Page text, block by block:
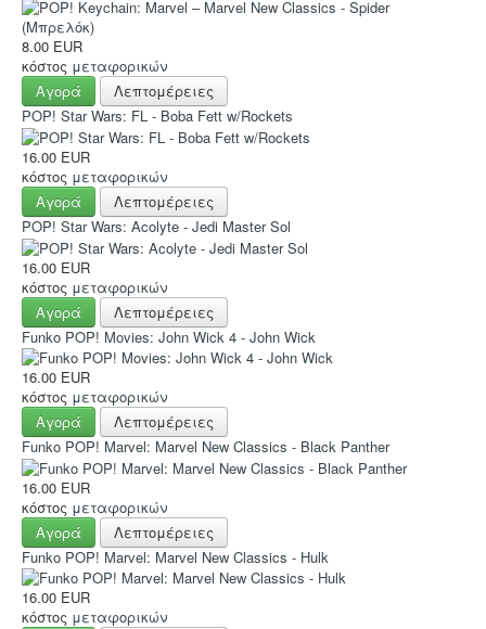
8.00 EUR
κόστος μεταφορικών
Αγορά
Λεπτομέρειες
POP! Star Wars: FL - Boba Fett w/Rockets
16.00 EUR
κόστος μεταφορικών
Αγορά
Λεπτομέρειες
POP! Star Wars: Acolyte - Jedi Master Sol
16.00 EUR
κόστος μεταφορικών
Αγορά
Λεπτομέρειες
Funko POP! Movies: John Wick 4 - John Wick
16.00 EUR
κόστος μεταφορικών
Αγορά
Λεπτομέρειες
Funko POP! Marvel: Marvel New Classics - Black Panther
16.00 EUR
κόστος μεταφορικών
Αγορά
Λεπτομέρειες
Funko POP! Marvel: Marvel New Classics - Hulk
16.00 EUR
κόστος μεταφορικών